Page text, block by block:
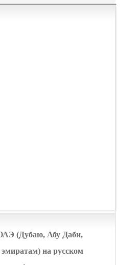
(Дубаю, Абу Даби,
на русском